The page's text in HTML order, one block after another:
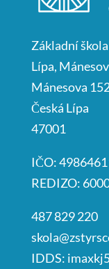
Základní
Lípa,
Mánesova
Česká Lípa
47001
IČO:
REDIZO:
487 829 220
IDDS: